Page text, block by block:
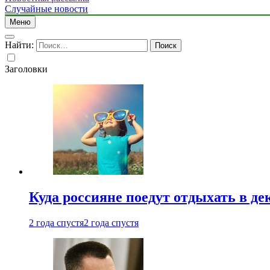
Случайные новости
Меню
Найти:
Заголовки
Куда россияне поедут отдыхать в
2 года спустя2 года спустя